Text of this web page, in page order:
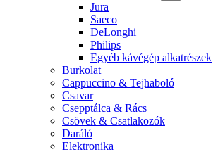
Jura
Saeco
DeLonghi
Philips
Egyéb kávégép alkatrészek
Burkolat
Cappuccino & Tejhaboló
Csavar
Csepptálca & Rács
Csövek & Csatlakozók
Daráló
Elektronika